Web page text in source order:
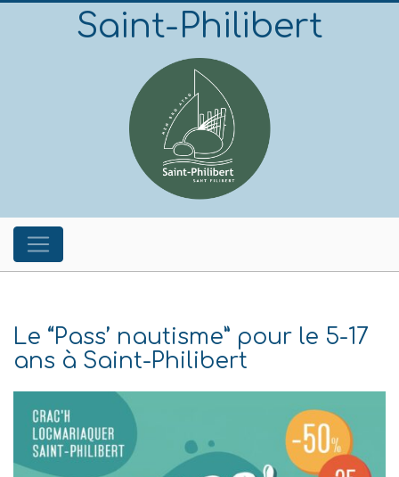
Saint-Philibert
Le “Pass’ nautisme” pour le 5-17
ans à Saint-Philibert